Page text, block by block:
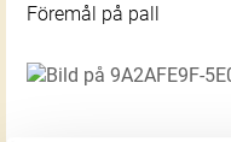
Föremål på pall